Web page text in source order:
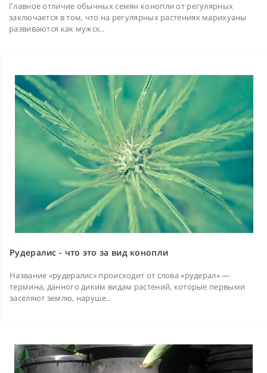
Главное отличие обычных семян конопли от регулярных
заключается в том, что на регулярных растениях марихуаны
развиваются как мужск..
Рудералис - что это за вид конопли
Название «рудералис» происходит от слова «рудерал» —
термина, данного диким видам растений, которые первыми
заселяют землю, наруше..